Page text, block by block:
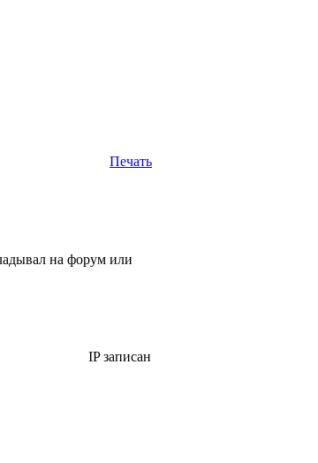
Печать
на форум или
IP записан